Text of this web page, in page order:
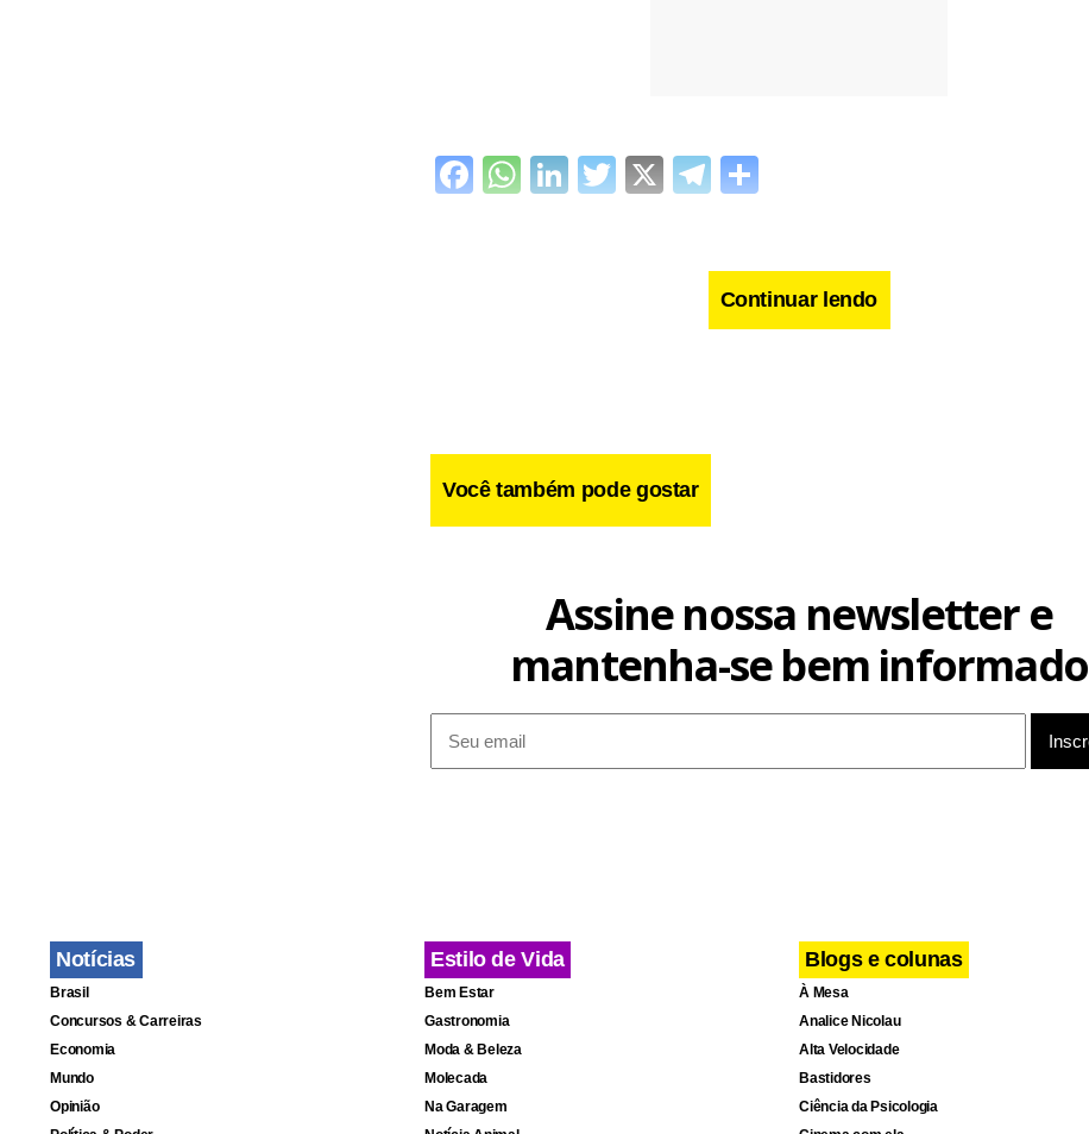
Facebook
WhatsApp
LinkedIn
Twitter
X Telegram
Continuar lendo
Você também pode gostar
Assine nossa newsletter e
mantenha-se bem informado
Notícias
Brasil
Concursos & Carreiras
Economia
Mundo
Opinião
Estilo de Vida
Bem Estar
Gastronomia
Moda & Beleza
Molecada
Na Garagem
Blogs e colunas
À Mesa
Analice Nicolau
Alta Velocidade
Bastidores
Ciência da Psicologia